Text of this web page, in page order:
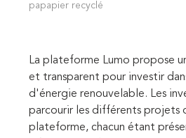
papapier recyclé
La plateforme Lumo propose
et transparent pour investir
d'énergie renouvelable. Les
parcourir les différents projets
plateforme, chacun étant